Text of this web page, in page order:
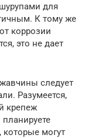
для
К тому же
коррозии
это не дает
следует
Разумеется,
крепеж
которые могут